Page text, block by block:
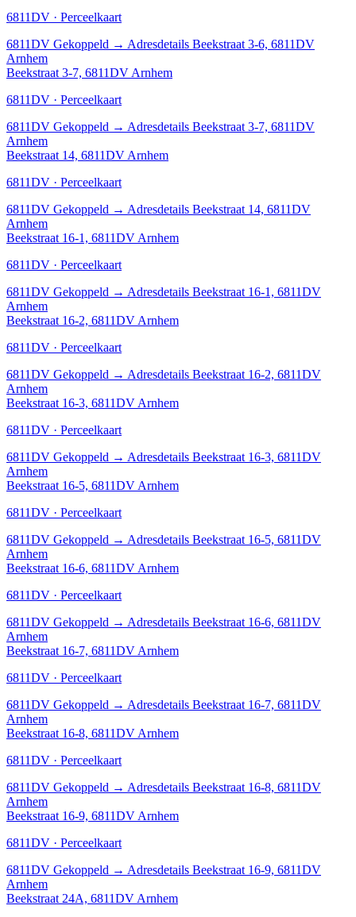
6811DV · Perceelkaart
6811DV Gekoppeld → Adresdetails Beekstraat 3-6, 6811DV
Arnhem
Beekstraat 3-7, 6811DV Arnhem
6811DV · Perceelkaart
6811DV Gekoppeld → Adresdetails Beekstraat 3-7, 6811DV
Arnhem
Beekstraat 14, 6811DV Arnhem
6811DV · Perceelkaart
6811DV Gekoppeld → Adresdetails Beekstraat 14, 6811DV
Arnhem
Beekstraat 16-1, 6811DV Arnhem
6811DV · Perceelkaart
6811DV Gekoppeld → Adresdetails Beekstraat 16-1, 6811DV
Arnhem
Beekstraat 16-2, 6811DV Arnhem
6811DV · Perceelkaart
6811DV Gekoppeld → Adresdetails Beekstraat 16-2, 6811DV
Arnhem
Beekstraat 16-3, 6811DV Arnhem
6811DV · Perceelkaart
6811DV Gekoppeld → Adresdetails Beekstraat 16-3, 6811DV
Arnhem
Beekstraat 16-5, 6811DV Arnhem
6811DV · Perceelkaart
6811DV Gekoppeld → Adresdetails Beekstraat 16-5, 6811DV
Arnhem
Beekstraat 16-6, 6811DV Arnhem
6811DV · Perceelkaart
6811DV Gekoppeld → Adresdetails Beekstraat 16-6, 6811DV
Arnhem
Beekstraat 16-7, 6811DV Arnhem
6811DV · Perceelkaart
6811DV Gekoppeld → Adresdetails Beekstraat 16-7, 6811DV
Arnhem
Beekstraat 16-8, 6811DV Arnhem
6811DV · Perceelkaart
6811DV Gekoppeld → Adresdetails Beekstraat 16-8, 6811DV
Arnhem
Beekstraat 16-9, 6811DV Arnhem
6811DV · Perceelkaart
6811DV Gekoppeld → Adresdetails Beekstraat 16-9, 6811DV
Arnhem
Beekstraat 24A, 6811DV Arnhem